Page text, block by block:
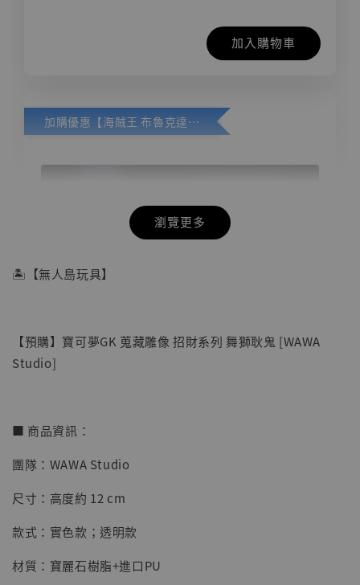
加入購物車
加購優惠【海賊王 布魯克達摩 [7STARS Studio]】
【店內現貨】海賊王 系列蒐藏雕像 布魯克達
NT$ 1,500
NT$ 1,870
瀏覽更多
🏝【無人島玩具】
【預購】寶可夢GK 蒐藏雕像 招財系列 舞獅耿鬼 [WAWA
Studio]
■ 商品資訊：
團隊：WAWA Studio
尺寸：高度約 12 cm
款式：實色款；透明款
材質：寶麗石樹脂+進口PU